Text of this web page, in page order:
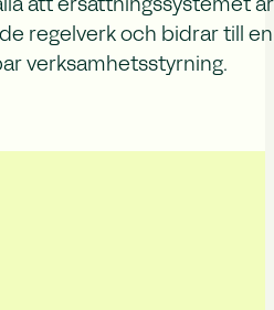
att ersättningssystemet är
regelverk och bidrar till en
verksamhetsstyrning.